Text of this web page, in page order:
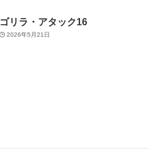
ゴリラ・アタック16
2026年5月21日